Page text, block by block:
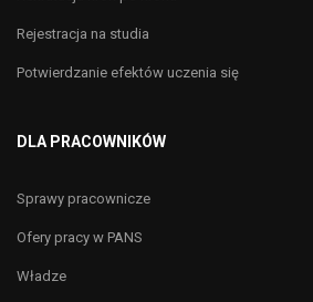
Rejestracja na studia
Potwierdzanie efektów uczenia się
DLA PRACOWNIKÓW
Sprawy pracownicze
Ofery pracy w PANS
Władze